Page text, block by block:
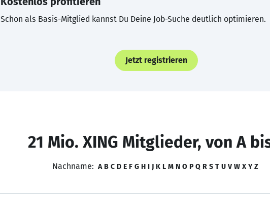
Schon als Basis-Mitglied kannst Du Deine Job-Suche deutlich optimieren.
Jetzt registrieren
21 Mio. XING Mitglieder, von A
Nachname: A B C D E F G H I J K L M N O P Q R S T U V W X Y Z